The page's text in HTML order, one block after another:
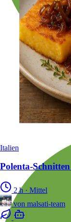
Italien
Polenta-
2 h · Mittel
von malsati-team